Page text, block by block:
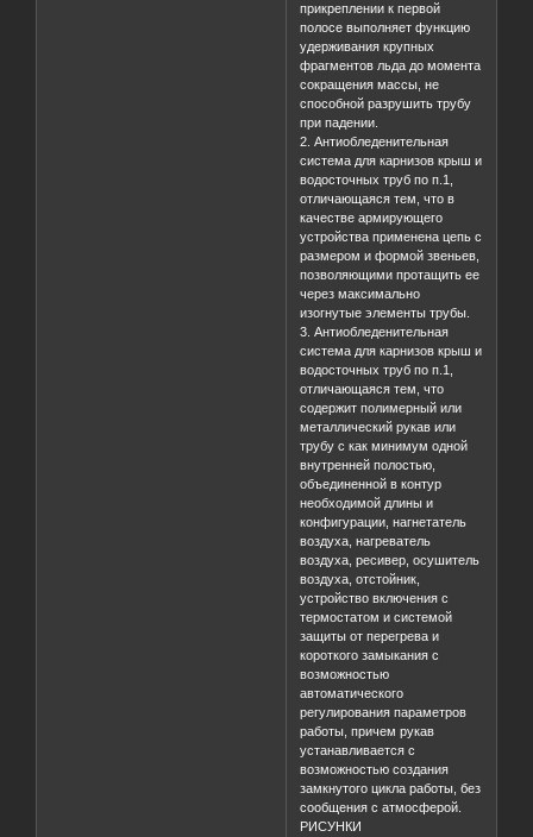
прикреплении к первой
полосе выполняет функцию
удерживания крупных
фрагментов льда до момента
сокращения массы, не
способной разрушить трубу
при падении.
2. Антиобледенительная
система для карнизов крыш и
водосточных труб по п.1,
отличающаяся тем, что в
качестве армирующего
устройства применена цепь с
размером и формой звеньев,
позволяющими протащить ее
через максимально
изогнутые элементы трубы.
3. Антиобледенительная
система для карнизов крыш и
водосточных труб по п.1,
отличающаяся тем, что
содержит полимерный или
металлический рукав или
трубу с как минимум одной
внутренней полостью,
объединенной в контур
необходимой длины и
конфигурации, нагнетатель
воздуха, нагреватель
воздуха, ресивер, осушитель
воздуха, отстойник,
устройство включения с
термостатом и системой
защиты от перегрева и
короткого замыкания с
возможностью
автоматического
регулирования параметров
работы, причем рукав
устанавливается с
возможностью создания
замкнутого цикла работы, без
сообщения с атмосферой.
РИСУНКИ